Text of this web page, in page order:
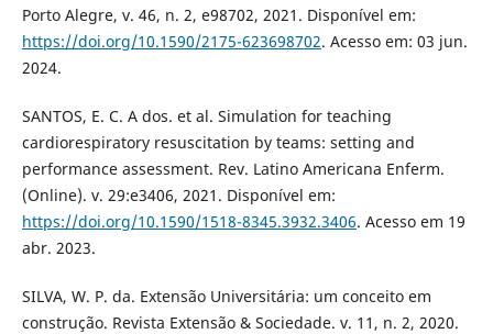
Porto Alegre, v. 46, n. 2, e98702, 2021. Disponível em:
https://doi.org/10.1590/2175-623698702. Acesso em: 03 jun.
2024.
SANTOS, E. C. A dos. et al. Simulation for teaching
cardiorespiratory resuscitation by teams: setting and
performance assessment. Rev. Latino Americana Enferm.
(Online). v. 29:e3406, 2021. Disponível em:
https://doi.org/10.1590/1518-8345.3932.3406. Acesso em 19
abr. 2023.
SILVA, W. P. da. Extensão Universitária: um conceito em
construção. Revista Extensão & Sociedade. v. 11, n. 2, 2020.